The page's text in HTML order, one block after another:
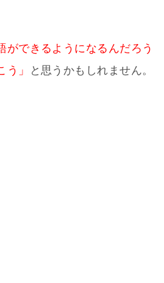
ができるようになるんだろう
」
と思うかもしれません。